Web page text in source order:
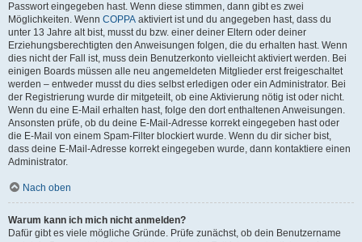
Passwort eingegeben hast. Wenn diese stimmen, dann gibt es zwei
Möglichkeiten. Wenn COPPA aktiviert ist und du angegeben hast, dass du
unter 13 Jahre alt bist, musst du bzw. einer deiner Eltern oder deiner
Erziehungsberechtigten den Anweisungen folgen, die du erhalten hast. Wenn
dies nicht der Fall ist, muss dein Benutzerkonto vielleicht aktiviert werden. Bei
einigen Boards müssen alle neu angemeldeten Mitglieder erst freigeschaltet
werden – entweder musst du dies selbst erledigen oder ein Administrator. Bei
der Registrierung wurde dir mitgeteilt, ob eine Aktivierung nötig ist oder nicht.
Wenn du eine E-Mail erhalten hast, folge den dort enthaltenen Anweisungen.
Ansonsten prüfe, ob du deine E-Mail-Adresse korrekt eingegeben hast oder
die E-Mail von einem Spam-Filter blockiert wurde. Wenn du dir sicher bist,
dass deine E-Mail-Adresse korrekt eingegeben wurde, dann kontaktiere einen
Administrator.
Nach oben
Warum kann ich mich nicht anmelden?
Dafür gibt es viele mögliche Gründe. Prüfe zunächst, ob dein Benutzername